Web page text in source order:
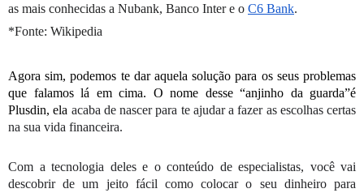
as mais conhecidas a Nubank, Banco Inter e o C6 Bank.
*Fonte: Wikipedia
Agora sim, podemos te dar aquela solução para os seus problemas
que falamos lá em cima. O nome desse “anjinho da guarda”é
Plusdin, ela acaba de nascer para te ajudar a fazer as escolhas certas
na sua vida financeira.
Com a tecnologia deles e o conteúdo de especialistas, você vai
descobrir de um jeito fácil como colocar o seu dinheiro para